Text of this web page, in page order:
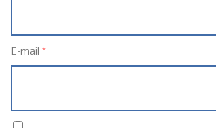
E-mail *